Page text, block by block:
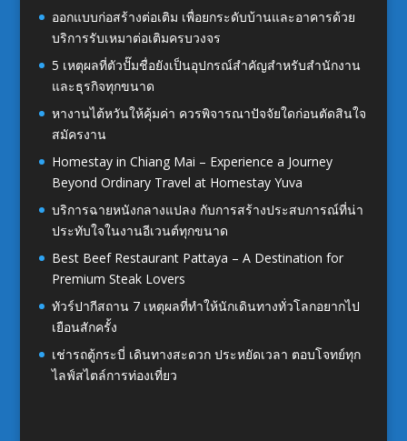
ออกแบบก่อสร้างต่อเติม เพื่อยกระดับบ้านและอาคารด้วย
บริการรับเหมาต่อเติมครบวงจร
5 เหตุผลที่ตัวปั๊มชื่อยังเป็นอุปกรณ์สำคัญสำหรับสำนักงาน
และธุรกิจทุกขนาด
หางานไต้หวันให้คุ้มค่า ควรพิจารณาปัจจัยใดก่อนตัดสินใจ
สมัครงาน
Homestay in Chiang Mai – Experience a Journey
Beyond Ordinary Travel at Homestay Yuva
บริการฉายหนังกลางแปลง กับการสร้างประสบการณ์ที่น่า
ประทับใจในงานอีเวนต์ทุกขนาด
Best Beef Restaurant Pattaya – A Destination for
Premium Steak Lovers
ทัวร์ปากีสถาน 7 เหตุผลที่ทำให้นักเดินทางทั่วโลกอยากไป
เยือนสักครั้ง
เช่ารถตู้กระบี่ เดินทางสะดวก ประหยัดเวลา ตอบโจทย์ทุก
ไลฟ์สไตล์การท่องเที่ยว